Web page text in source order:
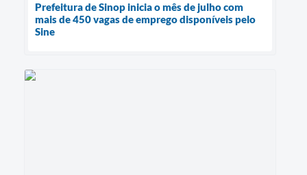
Prefeitura de Sinop inicia o mês de julho com
mais de 450 vagas de emprego disponíveis pelo
Sine